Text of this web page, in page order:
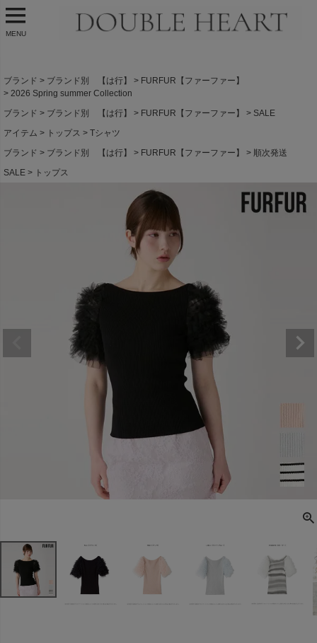
MENU
ブランド ブランド別 【は行】
FURFUR【ファーファー】
2026 Spring summer Collection
ブランド
ブランド別 【は行】 FURFUR【ファーファー】
SALE
アイテム
トップス
Tシャツ
ブランド
ブランド別 【は行】 FURFUR【ファーファー】
順次発送
SALE
トップス